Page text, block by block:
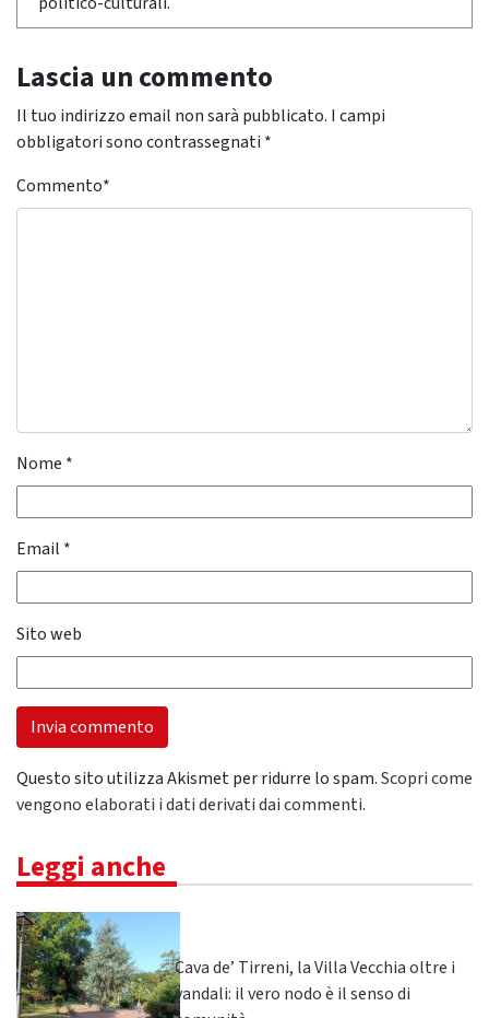
Lascia un commento
Il tuo indirizzo email non sarà pubblicato. I campi
obbligatori sono contrassegnati *
Commento*
Nome *
Email *
Sito web
Questo sito utilizza Akismet per ridurre lo spam.Scopri come
vengono elaborati i dati derivati dai commenti.
Leggi anche
Cava de’ Tirreni, la Villa Vecchia oltre i
vandali: il vero nodo è il senso di